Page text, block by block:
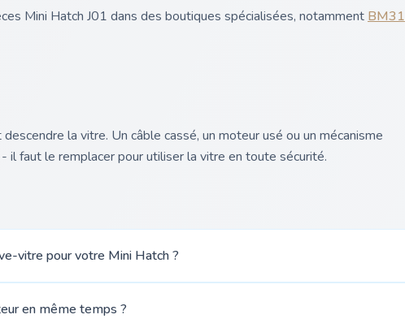
Mini Hatch J01 dans des boutiques spécialisées, notamment BM31
la vitre. Un câble cassé, un moteur usé ou un mécanisme
il faut le remplacer pour utiliser la vitre en toute sécurité.
vitre pour votre Mini Hatch ?
en même temps ?